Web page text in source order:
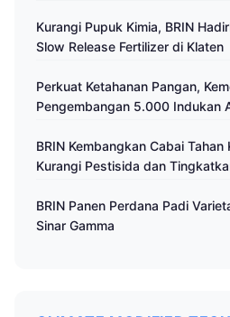
Kurangi Pupuk Kimia, BRIN
Slow Release Fertilizer di Klaten
Perkuat Ketahanan Pangan,
Pengembangan 5.000 Indukan
BRIN Kembangkan Cabai Tahan
Kurangi Pestisida dan
BRIN Panen Perdana Padi
Sinar Gamma